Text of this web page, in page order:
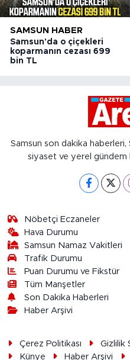
SAMSUN HABER
Samsun'da o çiçekleri
koparmanın cezası 699
bin TL
Samsun son dakika
siyaset ve yerel gündem
Nöbetçi Eczaneler
Hava Durumu
Samsun Namaz Vakitleri
Trafik Durumu
Puan Durumu ve Fikstür
Tüm Manşetler
Son Dakika Haberleri
Haber Arşivi
Çerez Politikası Gizlilik
Künye
Haber Arşivi